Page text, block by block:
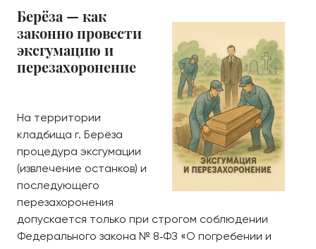
Берёза — как
законно провести
эксгумацию и
перезахоронение
На территории
кладбища г. Берёза
процедура эксгумации
(извлечение останков) и
последующего
перезахоронения
допускается только при строгом соблюдении
Федерального закона № 8‑ФЗ «О погребении и